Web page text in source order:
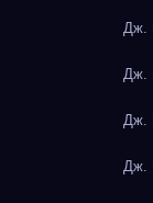
Дж.
Дж.
Дж.
Дж.